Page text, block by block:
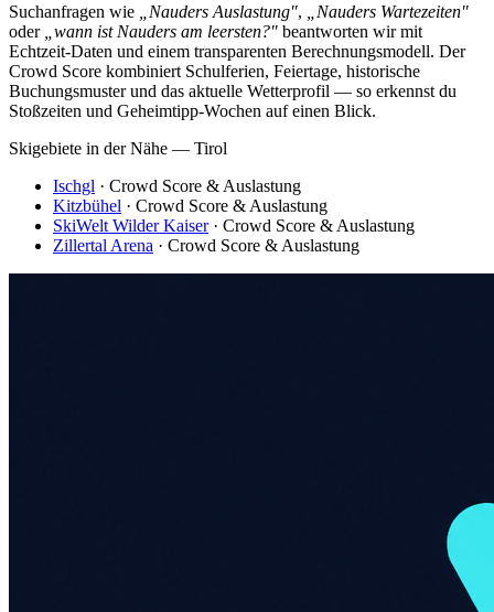
Suchanfragen wie
„Nauders Auslastung",
„Nauders Wartezeiten"
oder
„wann ist Nauders am leersten?" beantworten wir mit
Echtzeit-Daten und einem transparenten Berechnungsmodell. Der
Crowd Score kombiniert Schulferien, Feiertage, historische
Buchungsmuster und das aktuelle Wetterprofil — so erkennst du
Stoßzeiten und Geheimtipp-Wochen auf einen Blick.
Skigebiete in der Nähe — Tirol
Ischgl · Crowd Score & Auslastung
Kitzbühel · Crowd Score & Auslastung
SkiWelt Wilder Kaiser· Crowd Score & Auslastung
Zillertal Arena · Crowd Score & Auslastung